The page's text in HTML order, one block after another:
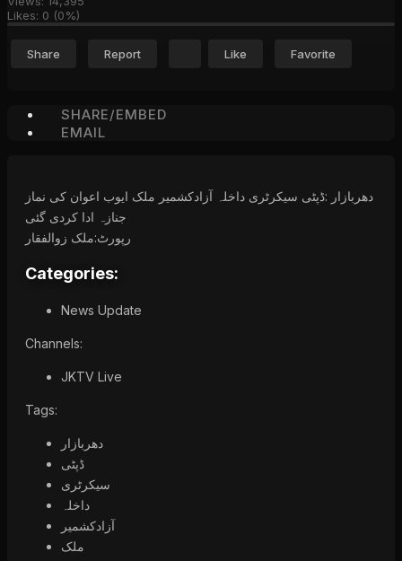
Likes: 0 (0%)
Share Report Like Favorite
SHARE/EMBED
EMAIL
دھربازار :ڈپٹی سیکرٹری داخلہ آزادکشمیر ملک ایوب اعوان کی نماز
جنازہ ادا کردی گئی
رپورٹ:ملک زوالفقار
Categories:
News Update
Channels:
JKTV Live
Tags:
دھربازار
ڈپٹی
سیکرٹری
داخلہ
آزادکشمیر
ملک